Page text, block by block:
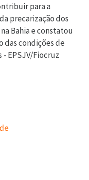
para a
precarização dos
Bahia e constatou
das condições de
EPSJV/Fiocruz